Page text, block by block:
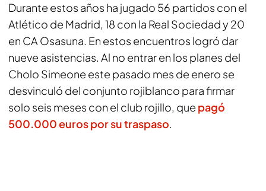
Durante estos años ha jugado 56 partidos con el
Atlético de Madrid, 18 con la Real Sociedad y 20
en CA Osasuna. En estos encuentros logró dar
nueve asistencias. Al no entrar en los planes del
Cholo Simeone este pasado mes de enero se
desvinculó del conjunto rojiblanco para firmar
solo seis meses con el club rojillo, que pagó
500.000 euros por su traspaso.